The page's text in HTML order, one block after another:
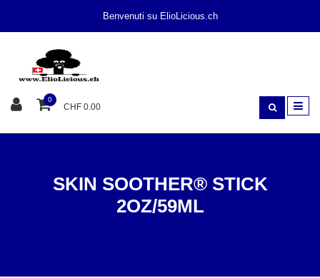
Benvenuti su ElioLicious.ch
0
CHF 0.00
SKIN SOOTHER® STICK
2OZ/59ML